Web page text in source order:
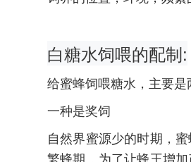
白糖水饲喂的配制:
给蜜蜂饲喂糖水，主要是
一种是奖饲
自然界蜜源少的时期，
繁蜂期，为了让蜂王增